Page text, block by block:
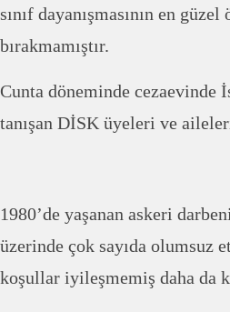
sınıf dayanışmasının en
bırakmamıştır.
Cunta döneminde cezaevinde
tanışan DİSK üyeleri ve
1980’de yaşanan askeri
üzerinde çok sayıda olumsuz
koşullar iyileşmemiş daha da